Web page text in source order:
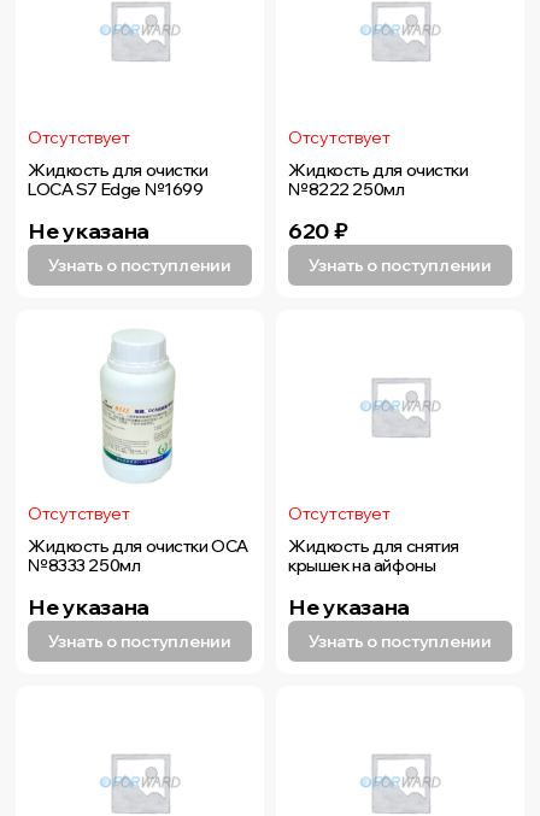
Отсутствует
Жидкость для очистки
LOCA S7 Edge №1699
Не указана
Узнать о поступлении
Отсутствует
Жидкость для очистки
№8222 250мл
620₽
Узнать о поступлении
Отсутствует
Жидкость для очистки OCA
№8333 250мл
Не указана
Узнать о поступлении
Отсутствует
Жидкость для снятия
крышек на айфоны
Не указана
Узнать о поступлении